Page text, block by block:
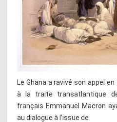
Le Ghana a ravivé son appel
à la traite transatlantique
français Emmanuel Macron
au dialogue à l’issue de